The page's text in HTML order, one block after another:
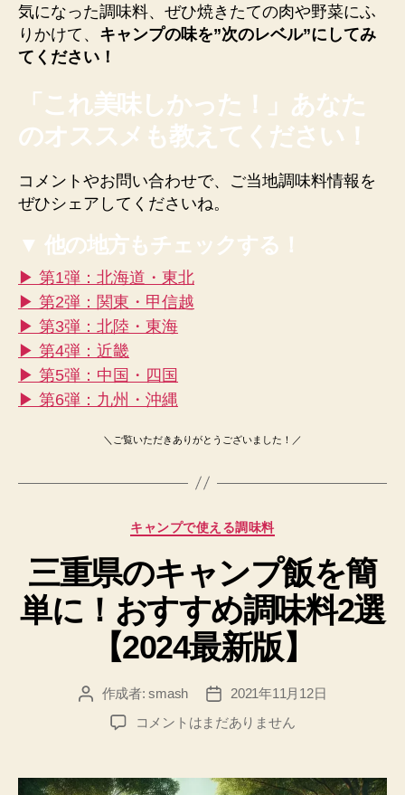
気になった調味料、ぜひ焼きたての肉や野菜にふ
りかけて、 キャンプの味を”次のレベル”にしてみ
てください！
「これ美味しかった！」あなた
のオススメも教えてください！
コメントやお問い合わせで、ご当地調味料情報を
ぜひシェアしてくださいね。
▼ 他の地方もチェックする！
▶ 第1弾：北海道・東北
▶ 第2弾：関東・甲信越
▶ 第3弾：北陸・東海
▶ 第4弾：近畿
▶ 第5弾：中国・四国
▶ 第6弾：九州・沖縄
＼ご覧いただきありがとうございました！／
カ
ゴ
リ
ー
キャンプで使える調味料
三重県のキャンプ飯を簡
単に！おすすめ調味料2選
【2024最新版】
投 作成者:smash
投
稿
日
2021年11月12日
三
の
コメントはまだありません